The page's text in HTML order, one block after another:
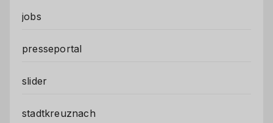
jobs
presseportal
slider
stadtkreuznach